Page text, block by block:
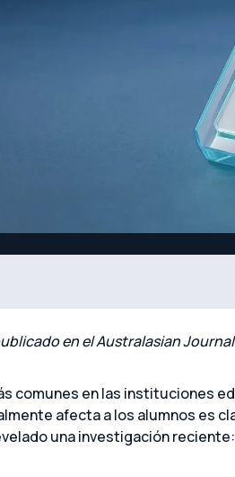
en el Australasian
comunes en las instituciones
afecta a los alumnos es
una investigación reciente: